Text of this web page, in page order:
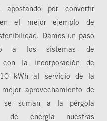
apostando por convertir
en el mejor ejemplo de
Damos un paso
a los sistemas de
con la incorporación de
kWh al servicio de la
aprovechamiento de
se suman a la pérgola
de energía nuestras